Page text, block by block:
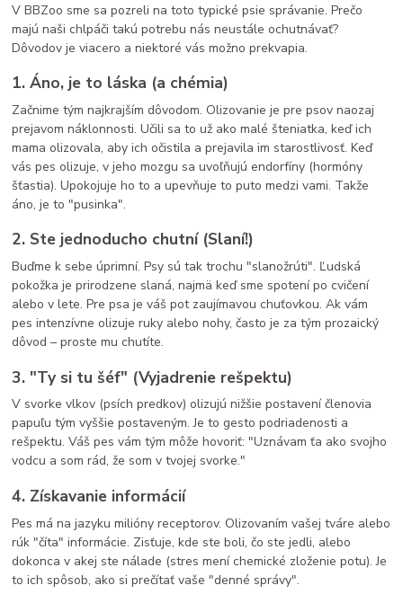
V BBZoo sme sa pozreli na toto typické psie správanie. Prečo
majú naši chlpáči takú potrebu nás neustále ochutnávať?
Dôvodov je viacero a niektoré vás možno prekvapia.
1. Áno, je to láska (a chémia)
Začnime tým najkrajším dôvodom. Olizovanie je pre psov naozaj
prejavom náklonnosti. Učili sa to už ako malé šteniatka, keď ich
mama olizovala, aby ich očistila a prejavila im starostlivosť. Keď
vás pes olizuje, v jeho mozgu sa uvoľňujú endorfíny (hormóny
šťastia). Upokojuje ho to a upevňuje to puto medzi vami. Takže
áno, je to "pusinka".
2. Ste jednoducho chutní (Slaní!)
Buďme k sebe úprimní. Psy sú tak trochu "slanožrúti". Ľudská
pokožka je prirodzene slaná, najmä keď sme spotení po cvičení
alebo v lete. Pre psa je váš pot zaujímavou chuťovkou. Ak vám
pes intenzívne olizuje ruky alebo nohy, často je za tým prozaický
dôvod – proste mu chutíte.
3. "Ty si tu šéf" (Vyjadrenie rešpektu)
V svorke vlkov (psích predkov) olizujú nižšie postavení členovia
papuľu tým vyššie postaveným. Je to gesto podriadenosti a
rešpektu. Váš pes vám tým môže hovoriť: "Uznávam ťa ako svojho
vodcu a som rád, že som v tvojej svorke."
4. Získavanie informácií
Pes má na jazyku milióny receptorov. Olizovaním vašej tváre alebo
rúk "číta" informácie. Zisťuje, kde ste boli, čo ste jedli, alebo
dokonca v akej ste nálade (stres mení chemické zloženie potu). Je
to ich spôsob, ako si prečítať vaše "denné správy".